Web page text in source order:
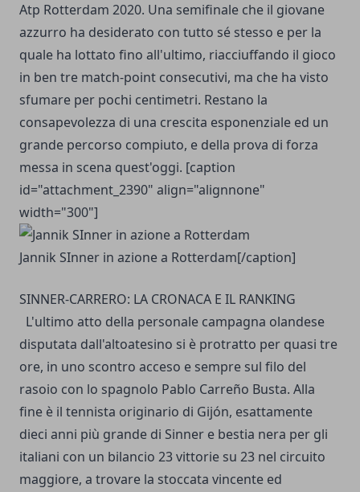
Atp Rotterdam 2020. Una semifinale che il giovane
azzurro ha desiderato con tutto sé stesso e per la
quale ha lottato fino all'ultimo, riacciuffando il gioco
in ben tre match-point consecutivi, ma che ha visto
sfumare per pochi centimetri. Restano la
consapevolezza di una crescita esponenziale ed un
grande percorso compiuto, e della prova di forza
messa in scena quest'oggi. [caption
id="attachment_2390" align="alignnone"
width="300"]
Jannik SInner in azione a Rotterdam[/caption]
SINNER-CARRERO: LA CRONACA E IL RANKING
L'ultimo atto della personale campagna olandese
disputata dall'altoatesino si è protratto per quasi tre
ore, in uno scontro acceso e sempre sul filo del
rasoio con lo spagnolo Pablo Carreño Busta. Alla
fine è il tennista originario di Gijón, esattamente
dieci anni più grande di Sinner e bestia nera per gli
italiani con un bilancio 23 vittorie su 23 nel circuito
maggiore, a trovare la stoccata vincente ed